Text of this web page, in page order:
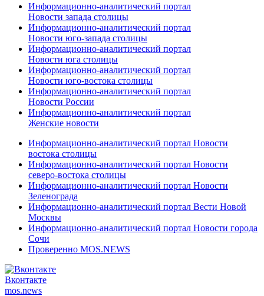
Информационно-аналитический портал
Новости запада столицы
Информационно-аналитический портал
Новости юго-запада столицы
Информационно-аналитический портал
Новости юга столицы
Информационно-аналитический портал
Новости юго-востока столицы
Информационно-аналитический портал
Новости России
Информационно-аналитический портал
Женские новости
Информационно-аналитический портал Новости
востока столицы
Информационно-аналитический портал Новости
северо-востока столицы
Информационно-аналитический портал Новости
Зеленограда
Информационно-аналитический портал Вести Новой
Москвы
Информационно-аналитический портал Новости города
Сочи
Проверенно MOS.NEWS
Вконтакте
mos.news